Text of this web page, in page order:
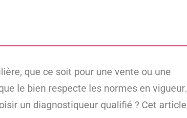
que ce soit pour une vente ou une
le bien respecte les normes en vigueur.
un diagnostiqueur qualifié ? Cet article